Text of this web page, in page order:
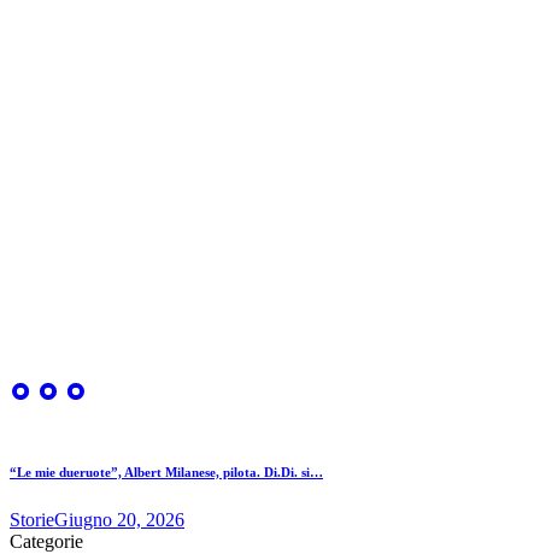
“Le mie dueruote”, Albert Milanese, pilota. Di.Di. si…
StorieGiugno 20, 2026
Categorie